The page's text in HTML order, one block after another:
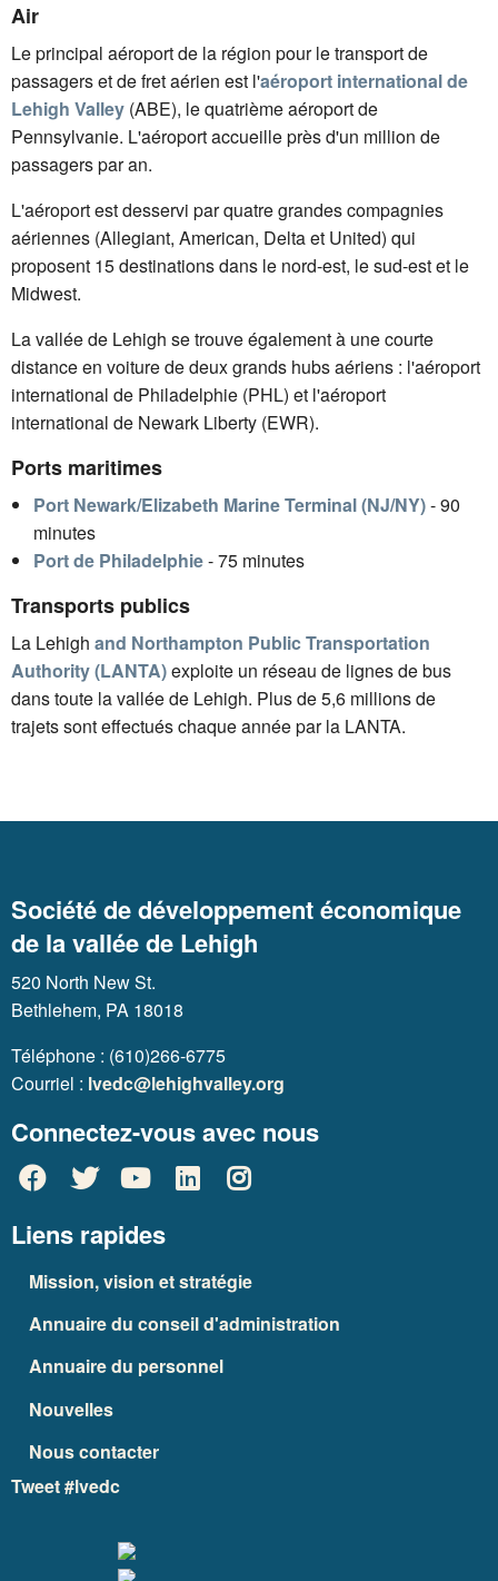
Air
Le principal aéroport de la région pour le transport de
passagers et de fret aérien est l'aéroport international de
Lehigh Valley (ABE), le quatrième aéroport de
Pennsylvanie. L'aéroport accueille près d'un million de
passagers par an.
L'aéroport est desservi par quatre grandes compagnies
aériennes (Allegiant, American, Delta et United) qui
proposent 15 destinations dans le nord-est, le sud-est et le
Midwest.
La vallée de Lehigh se trouve également à une courte
distance en voiture de deux grands hubs aériens : l'aéroport
international de Philadelphie (PHL) et l'aéroport
international de Newark Liberty (EWR).
Ports maritimes
Port Newark/Elizabeth Marine Terminal (NJ/NY)- 90
minutes
Port de Philadelphie- 75 minutes
Transports publics
La Lehigh and Northampton Public Transportation
Authority (LANTA)exploite un réseau de lignes de bus
dans toute la vallée de Lehigh. Plus de 5,6 millions de
trajets sont effectués chaque année par la LANTA.
Société de développement économique
de la vallée de Lehigh
520 North New St.
Bethlehem, PA 18018
Téléphone : (610)266-6775
Courriel : lvedc@lehighvalley.org
Connectez-vous avec nous
Liens rapides
Mission, vision et stratégie
Annuaire du conseil d'administration
Annuaire du personnel
Nouvelles
Nous contacter
Tweet #lvedc